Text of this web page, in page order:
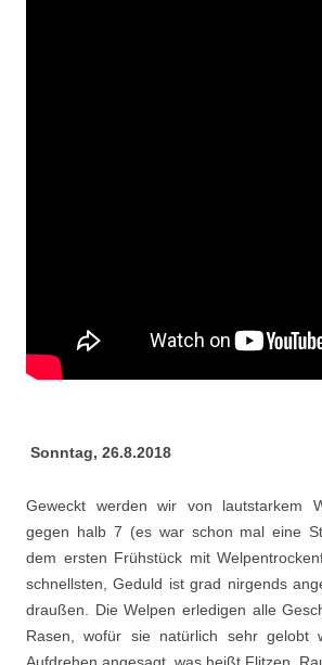
Sonntag, 26.8.2018
Geweckt werden wir von lautstarkem
gegen halb 7 (es war schon mal eine
dem ersten Frühstück mit
schnellsten, Geduld ist grad nirgends
draußen. Die Welpen erledigen alle
Rasen, wofür sie natürlich sehr gelobt